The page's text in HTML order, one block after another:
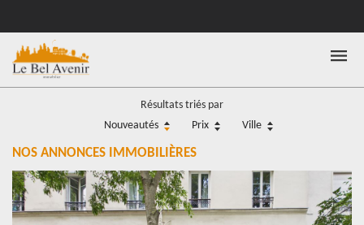
Résultats triés par
Nouveautés
Prix Ville
NOS ANNONCES IMMOBILIÈRES